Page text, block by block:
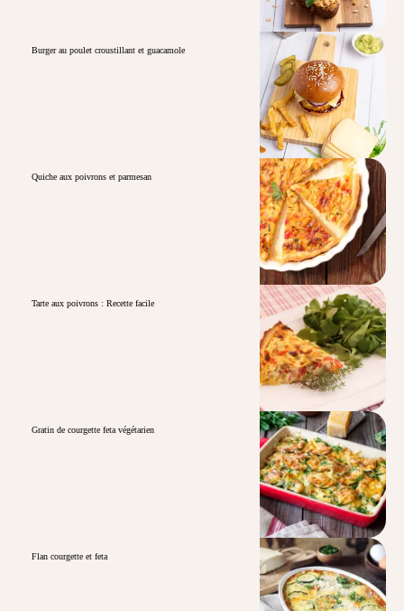
Burger au poulet croustillant et guacamole
Quiche aux poivrons et parmesan
Tarte aux poivrons : Recette facile
Gratin de courgette feta végétarien
Flan courgette et feta